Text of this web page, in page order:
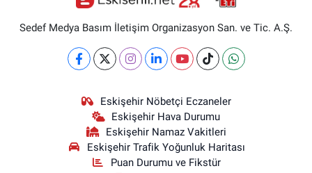
Sedef Medya Basım İletişim Organizasyon San. ve Tic. A.Ş.
Eskişehir Nöbetçi Eczaneler
Eskişehir Hava Durumu
Eskişehir Namaz Vakitleri
Eskişehir Trafik Yoğunluk Haritası
Puan Durumu ve Fikstür